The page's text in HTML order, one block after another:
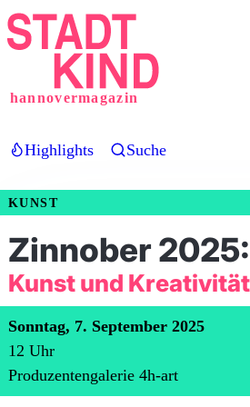
Direkt
zum
hannovermagazin
Highlights Suche
KUNST
Zinnober
Kunst und
Sonntag, 7. September 2025
12 Uhr
Produzentengalerie 4h-art